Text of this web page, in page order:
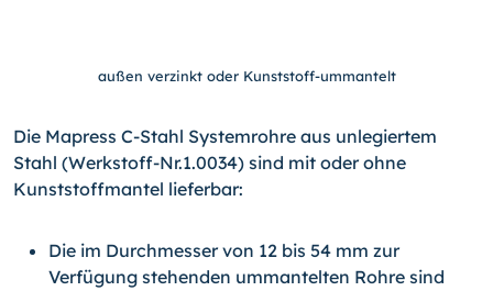
außen verzinkt oder Kunststoff-ummantelt
Die Mapress C-Stahl Systemrohre aus unlegiertem
Stahl (Werkstoff-Nr.1.0034) sind mit oder ohne
Kunststoffmantel lieferbar:
Die im Durchmesser von 12 bis 54 mm zur
Verfügung stehenden ummantelten Rohre sind